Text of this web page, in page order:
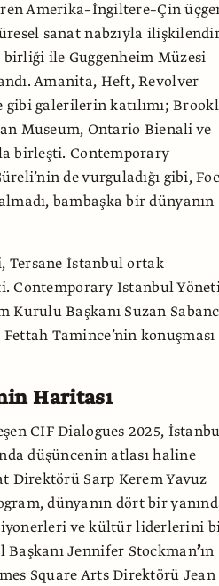
Amerika–İngiltere–Çin
sanat nabzıyla
ile Guggenheim Müzesi
Amanita, Heft, Revolver
galerilerin katılımı;
Museum, Ontario Bienali ve
birleşti. Contemporary
de vurguladığı gibi,
bambaşka bir dünyanın
Tersane İstanbul ortak
Contemporary Istanbul
Başkanı Suzan
Tamince’nin
Haritası
CIF Dialogues 2025,
düşüncenin atlası haline
Direktörü Sarp Kerem Yavuz
dünyanın dört bir
ve kültür liderlerini
Başkanı Jennifer Stockman’ın
Square Arts Direktörü Jean